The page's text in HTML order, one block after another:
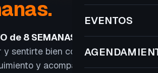
EVENTOS
de 8 SEMANAS
para perder
y sentirte bien con entrenamiento,
y acompañamiento